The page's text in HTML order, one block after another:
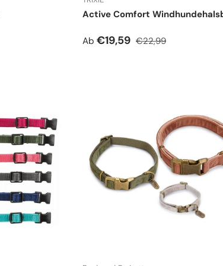
Active Comfort
Verkaufspreis
Ab €19,59 Normaler Preis
€22,99